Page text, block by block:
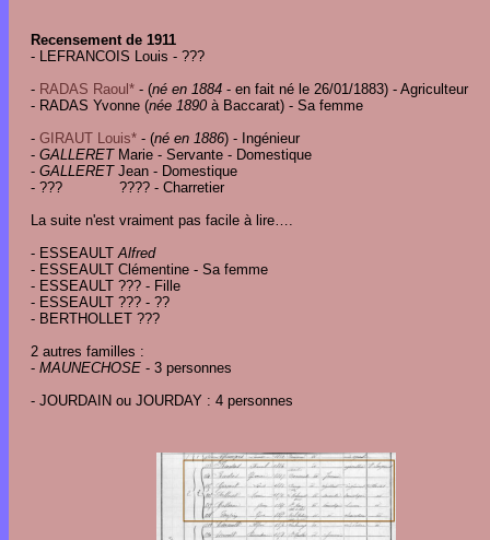
Recensement de 1911
- LEFRANCOIS Louis - ???
- RADAS Raoul* - (né en 1884 - en fait né le 26/01/1883) - Agriculteur
- RADAS Yvonne (née 1890 à Baccarat) - Sa femme
- GIRAUT Louis* - (né en 1886) - Ingénieur
- GALLERETMarie - Servante - Domestique
- GALLERETJean - Domestique
- ??? ???? - Charretier
La suite n'est vraiment pas facile à lire….
- ESSEAULTAlfred
- ESSEAULT Clémentine - Sa femme
- ESSEAULT ??? - Fille
- ESSEAULT ??? - ??
- BERTHOLLET ???
2 autres familles :
- MAUNECHOSE - 3 personnes
- JOURDAIN ou JOURDAY : 4 personnes